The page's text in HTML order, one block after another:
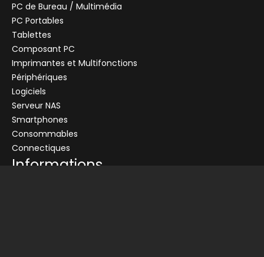
Connectez-vous pour voir les informations de ce produit
CENTRALE+
PC de Bureau / Multimédia
PC Portables
Tablettes
Composant PC
Imprimantes et Multifonctions
Périphériques
Logiciels
Serveur NAS
Smartphones
Consommables
Connectiques
Informations